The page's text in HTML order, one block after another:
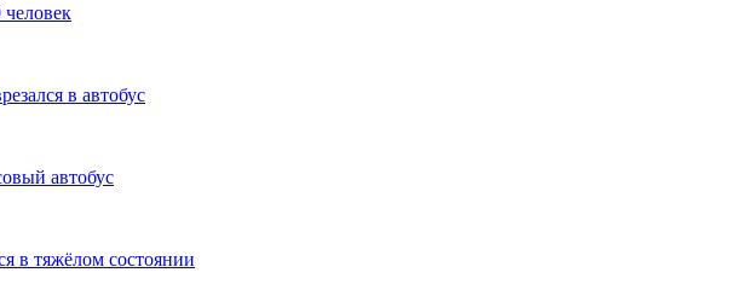
в автобус
автобус
в тяжёлом состоянии